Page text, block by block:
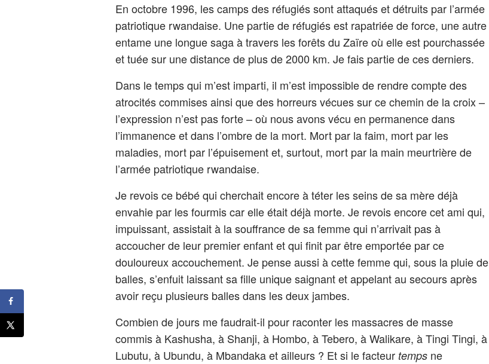
En octobre 1996, les camps des réfugiés sont attaqués et détruits par l’armée
patriotique rwandaise. Une partie de réfugiés est rapatriée de force, une autre
entame une longue saga à travers les forêts du Zaïre où elle est pourchassée
et tuée sur une distance de plus de 2000 km. Je fais partie de ces derniers.
Dans le temps qui m’est imparti, il m’est impossible de rendre compte des
atrocités commises ainsi que des horreurs vécues sur ce chemin de la croix –
l’expression n’est pas forte – où nous avons vécu en permanence dans
l’immanence et dans l’ombre de la mort. Mort par la faim, mort par les
maladies, mort par l’épuisement et, surtout, mort par la main meurtrière de
l’armée patriotique rwandaise.
Je revois ce bébé qui cherchait encore à téter les seins de sa mère déjà
envahie par les fourmis car elle était déjà morte. Je revois encore cet ami qui,
impuissant, assistait à la souffrance de sa femme qui n’arrivait pas à
accoucher de leur premier enfant et qui finit par être emportée par ce
douloureux accouchement. Je pense aussi à cette femme qui, sous la pluie de
balles, s’enfuit laissant sa fille unique saignant et appelant au secours après
avoir reçu plusieurs balles dans les deux jambes.
Combien de jours me faudrait-il pour raconter les massacres de masse
commis à Kashusha, à Shanji, à Hombo, à Tebero, à Walikare, à Tingi Tingi, à
Lubutu, à Ubundu, à Mbandaka et ailleurs ? Et si le facteur tempsne